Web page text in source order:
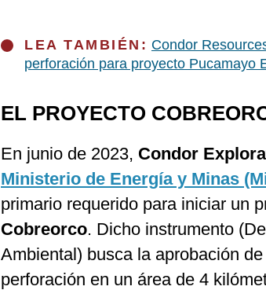
LEA TAMBIÉN: Condor
perforación para proyecto Pucamayo
EL PROYECTO
En junio de 2023, Condor
Ministerio de Energía y Minas
primario requerido para iniciar un
Cobreorco. Dicho instrumento
Ambiental) busca la aprobación
perforación en un área de 4